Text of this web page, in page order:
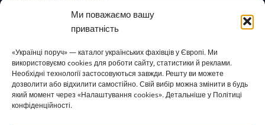
Ми поважаємо вашу
приватність
«Українці поруч» — каталог українських фахівців у Європі. Ми
використовуємо cookies для роботи сайту, статистики й реклами.
Необхідні технології застосовуються завжди. Решту ви можете
дозволити або відхилити самостійно. Свій вибір можна змінити в будь
який момент через «Налаштування cookies». Детальніше у Політиці
конфіденційності.
Політика конфіденційності / Datenschutz
Умови користування / AGB
Право на відмову / Widerrufsbelehrung
СЕРВІС
Доступність
Налаштування cookies